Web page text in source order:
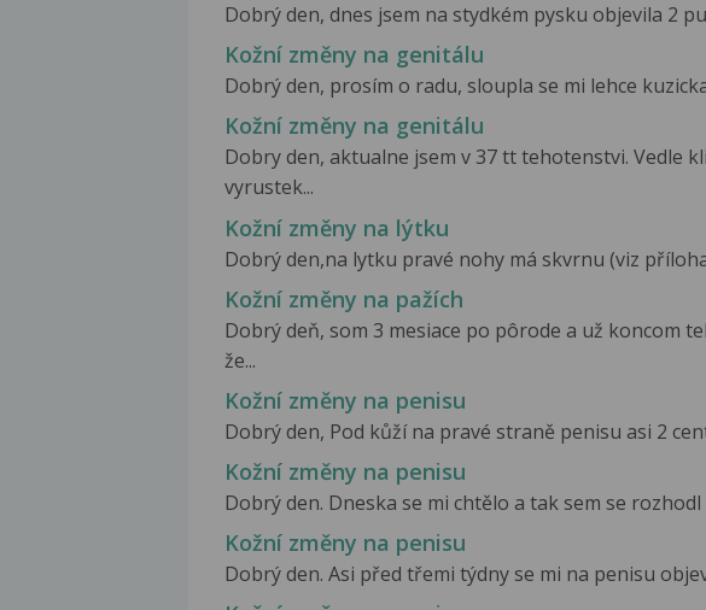
Dobrý den, dnes jsem na stydkém pysku objevila 2
Kožní změny na genitálu
Dobrý den, prosím o radu, sloupla se mi lehce
Kožní změny na genitálu
Dobry den, aktualne jsem v 37 tt tehotenstvi. Vedle
vyrustek...
Kožní změny na lýtku
Dobrý den,na lytku pravé nohy má skvrnu (viz
Kožní změny na pažích
Dobrý deň, som 3 mesiace po pôrode a už koncom
že...
Kožní změny na penisu
Dobrý den, Pod kůží na pravé straně penisu asi 2
Kožní změny na penisu
Dobrý den. Dneska se mi chtělo a tak sem se
Kožní změny na penisu
Dobrý den. Asi před třemi týdny se mi na penisu